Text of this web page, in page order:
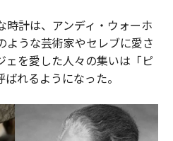
時計は、アンディ・ウォーホ
ような芸術家やセレブに愛さ
ェを愛した人々の集いは「ピ
れるようになった。